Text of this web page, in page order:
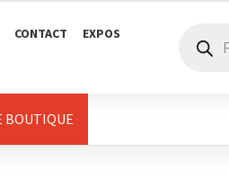
CONTACT EXPOS
produits
BOUTIQUE